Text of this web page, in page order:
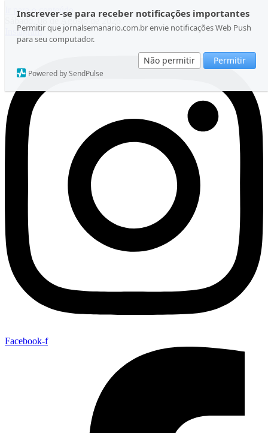
Inscrever-se para receber notificações importantes
Permitir que jornalsemanario.com.br envie notificações Web Push
para seu computador.
Não permitir Permitir
Powered by SendPulse
Ir para o conteúdo
Sábado, 08 de Agosto de 2026
Instagram
Facebook-f